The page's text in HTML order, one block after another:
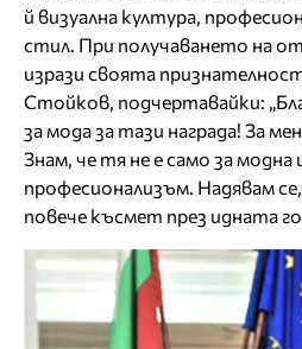
й визуална култура,
стил. При получаването на
изрази своята
Стойков, подчертавайки:
за мода за тази награда! За
Знам, че тя не е само за модна
професионализъм. Надявам
повече късмет през идната